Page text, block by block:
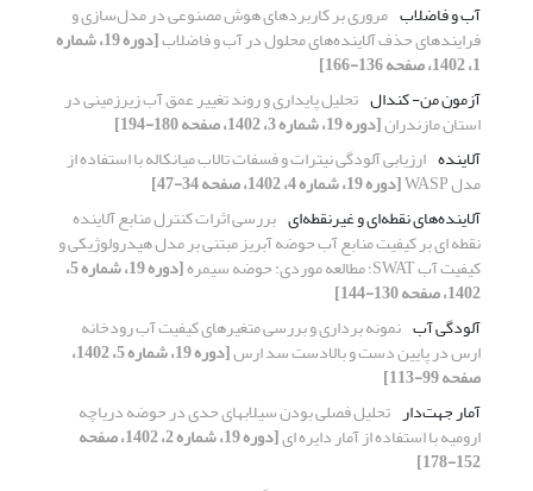
آب و فاضلاب مروری بر کاربردهای هوش مصنوعی در مدل‌سازی و
فرایندهای حذف آلاینده‌های محلول در آب و فاضلاب [دوره 19، شماره
1، 1402، صفحه 136-166]
آزمون من- کندال تحلیل پایداری و روند تغییر عمق آب زیرزمینی در
استان مازندران[دوره 19، شماره 3، 1402، صفحه 180-194]
آلاینده ارزیابی آلودگی نیترات و فسفات تالاب میانکاله با استفاده از
مدل WASP
[دوره 19، شماره 4، 1402، صفحه 34-47]
آلاینده‌های نقطه‌ای و غیر‌نقطه‌ای بررسی اثرات کنترل منابع آلاینده
نقطه‎ ای بر کیفیت منابع آب حوضه آبریز مبتنی بر مدل هیدرولوژیکی و
کیفیت آب SWAT؛ مطالعه موردی: حوضه سیمره [دوره 19، شماره 5،
1402، صفحه 130-144]
آلودگی آب نمونه‏ برداری و بررسی متغیرهای کیفیت آب رودخانه
ارس در پایین دست و بالادست سد ارس [دوره 19، شماره 5، 1402،
صفحه 99-113]
آمار جهت‌دار تحلیل فصلی بودن سیلابهای حدی در حوضه دریاچه
ارومیه با استفاده از آمار دایره ای [دوره 19، شماره 2، 1402، صفحه
152-178]